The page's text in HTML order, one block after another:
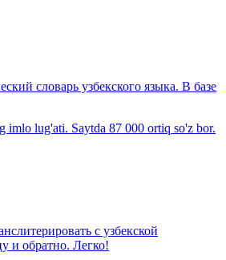
словарь узбекского языка. В базе
lug'ati. Saytda 87 000 ortiq so'z bor.
с узбекской
и обратно. Легко!